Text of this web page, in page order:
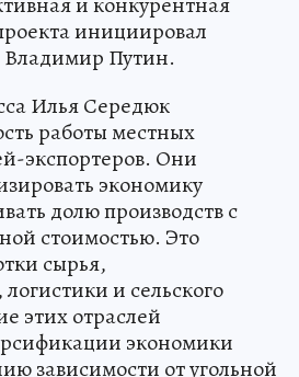
инициировал
Владимир Путин.
Илья Середюк
работы местных
экспортеров. Они
экономику
долю производств с
стоимостью. Это
сырья,
и сельского
этих отраслей
экономики
зависимости от угольной